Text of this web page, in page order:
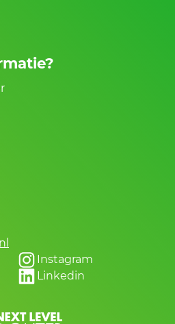
Instagram
Linkedin